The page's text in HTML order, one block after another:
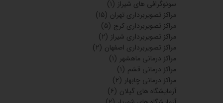
سونوگرافی های شیراز (۱)
مراکز تصویربرداری تهران (۱۵)
مراکز تصویربرداری کرج (۵)
مراکز تصویربرداری شیراز (۲)
مراکز تصویربرداری اصفهان (۲)
مراکز درمانی ماهشهر (۱)
مراکز درمانی قشم (۱)
مراکز درمانی چابهار (۲)
آزمایشگاه های گیلان (۶)